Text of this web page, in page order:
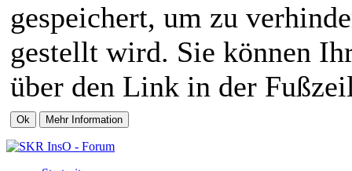
gespeichert, um zu
gestellt wird. Sie können
über den Link in der